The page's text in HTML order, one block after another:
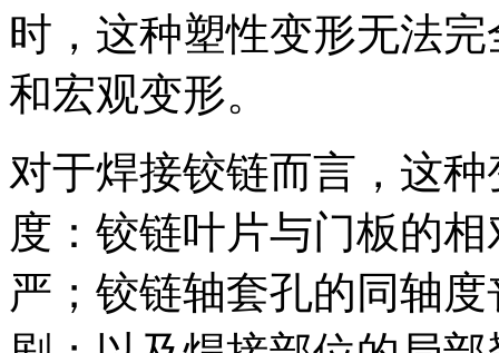
时，这种塑性变形无法
和宏观变形。
对于焊接铰链而言，这
度：铰链叶片与门板的
严；铰链轴套孔的同轴